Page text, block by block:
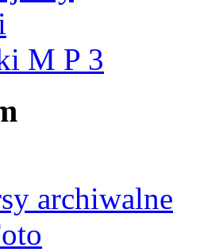
M P 3
archiwalne